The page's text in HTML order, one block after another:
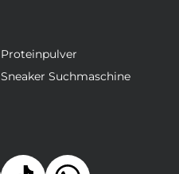
Proteinpulver
Sneaker Suchmaschine